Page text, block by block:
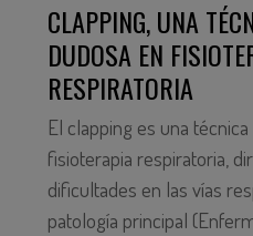
CLAPPING, UNA
DUDOSA EN
RESPIRATORIA
El clapping es una
fisioterapia respiratoria,
dificultades en las vías
patología principal